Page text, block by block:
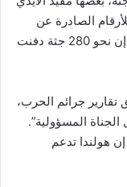
الصادرة عن
مكتب الادعاء الأوكراني. وبحسب تقارير أولية إن نحو 280 جثة دفنت
تقارير جرائم الحرب،
الجناة المسؤولية”.
هولندا تدعم